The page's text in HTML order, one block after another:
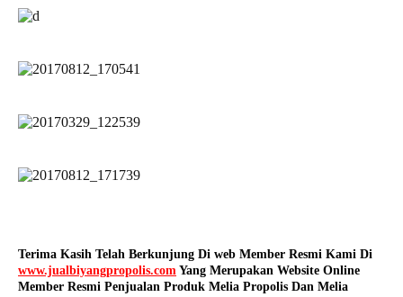
Terima Kasih Telah Berkunjung Di web Member Resmi Kami Di
www.jualbiyangpropolis.com Yang Merupakan Website Online
Member Resmi Penjualan Produk Melia Propolis Dan Melia